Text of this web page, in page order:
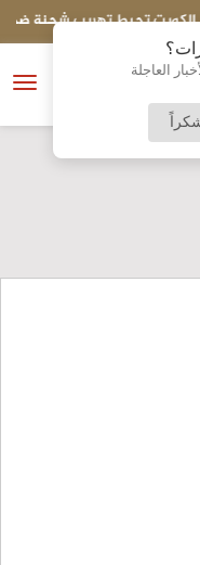
العاجلة
بداخلها؟
فتح
النسخة الكاملة